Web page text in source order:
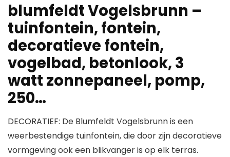
blumfeldt Vogelsbrunn –
tuinfontein, fontein,
decoratieve fontein,
vogelbad, betonlook, 3
watt zonnepaneel, pomp,
250…
DECORATIEF: De Blumfeldt Vogelsbrunn is een
weerbestendige tuinfontein, die door zijn decoratieve
vormgeving ook een blikvanger is op elk terras.